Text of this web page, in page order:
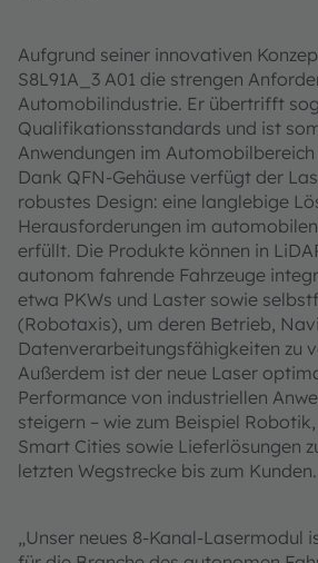
Aufgrund seiner innovativen
S8L91A_3 A01 die strengen
Automobilindustrie. Er übertrifft
Qualifikationsstandards und ist
Anwendungen im
Dank QFN-Gehäuse verfügt der
robustes Design: eine langlebige
Herausforderungen im
erfüllt. Die Produkte können in
autonom fahrende Fahrzeuge
etwa PKWs und Laster sowie
(Robotaxis), um deren Betrieb,
Datenverarbeitungsfähigkeiten zu
Außerdem ist der neue Laser
Performance von industriellen
steigern – wie zum Beispiel
Smart Cities sowie Lieferlösungen
letzten Wegstrecke bis zum Kunden.
„Unser neues 8-Kanal-Lasermodul